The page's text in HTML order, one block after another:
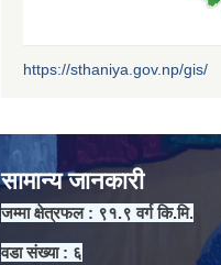
https://sthaniya.gov.np/gis/
सामान्य जानकारी
जम्मा क्षेत्रफल : ९१.९ वर्ग कि.मि.
वडा संख्या : ६